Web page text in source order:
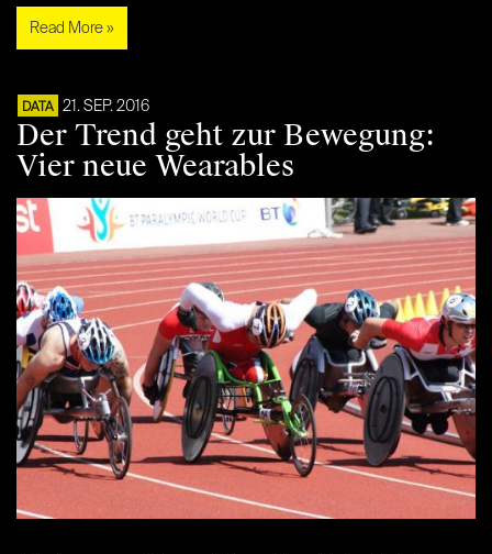
Read More »
DATA 21. SEP. 2016
Der Trend geht zur Bewegung:
Vier neue Wearables